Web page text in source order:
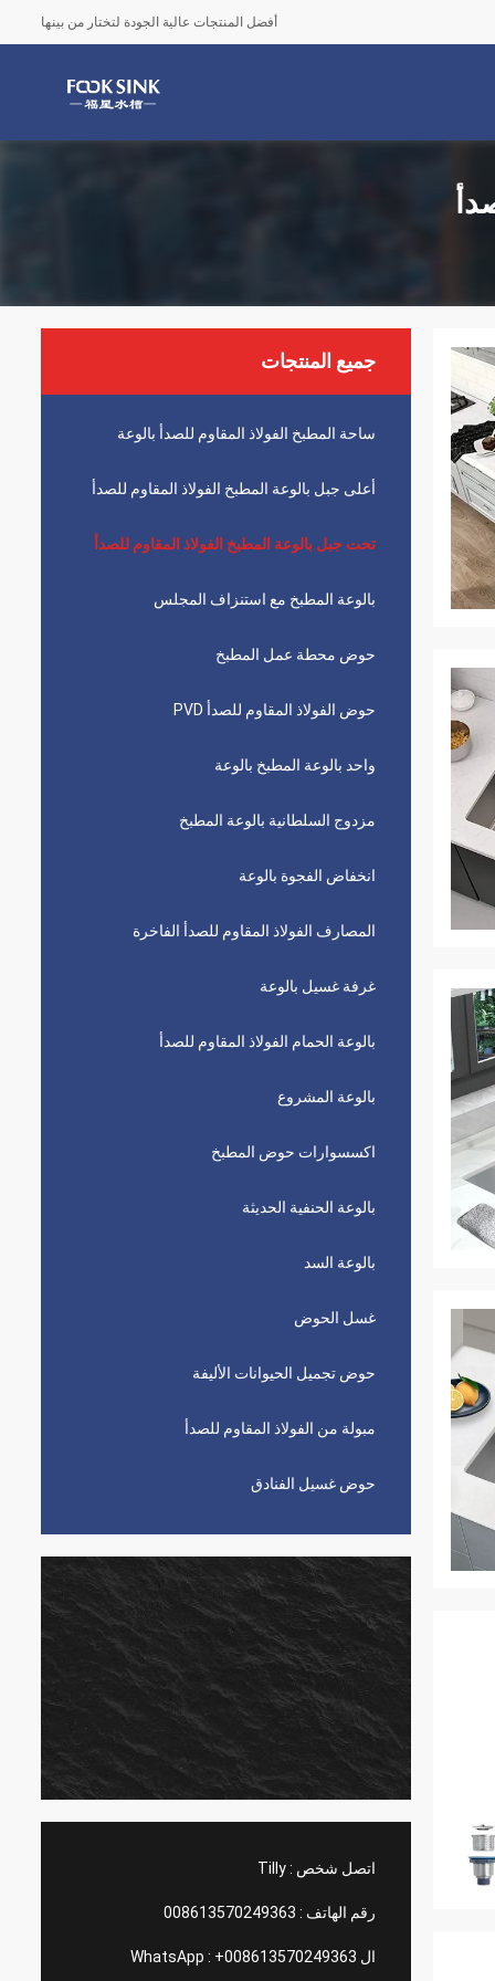
أفضل المنتجات عالية الجودة لتختار من بينها
جميع المنتجات
ساحة المطبخ الفولاذ المقاوم للصدأ بالوعة
أعلى جبل بالوعة المطبخ الفولاذ المقاوم للصدأ
تحت جبل بالوعة المطبخ الفولاذ المقاوم للصدأ
بالوعة المطبخ مع استنزاف المجلس
حوض محطة عمل المطبخ
حوض الفولاذ المقاوم للصدأ PVD
واحد بالوعة المطبخ بالوعة
مزدوج السلطانية بالوعة المطبخ
انخفاض الفجوة بالوعة
المصارف الفولاذ المقاوم للصدأ الفاخرة
غرفة غسيل بالوعة
بالوعة الحمام الفولاذ المقاوم للصدأ
بالوعة المشروع
اكسسوارات حوض المطبخ
بالوعة الحنفية الحديثة
بالوعة السد
غسل الحوض
حوض تجميل الحيوانات الأليفة
مبولة من الفولاذ المقاوم للصدأ
حوض غسيل الفنادق
اتصل شخص :Tilly
رقم الهاتف : 008613570249363
ال WhatsApp : +008613570249363